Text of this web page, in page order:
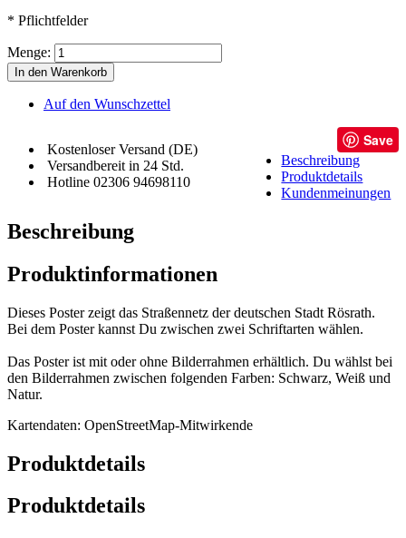
* Pflichtfelder
Menge:
In den Warenkorb
Auf den Wunschzettel
Kostenloser Versand (DE)
Versandbereit in 24 Std.
Hotline 02306 94698110
Save
Beschreibung
Produktdetails
Kundenmeinungen
Beschreibung
Produktinformationen
Dieses Poster zeigt das Straßennetz der deutschen Stadt Rösrath.
Bei dem Poster kannst Du zwischen zwei Schriftarten wählen.
Das Poster ist mit oder ohne Bilderrahmen erhältlich. Du wählst bei
den Bilderrahmen zwischen folgenden Farben: Schwarz, Weiß und
Natur.
Kartendaten: OpenStreetMap-Mitwirkende
Produktdetails
Produktdetails